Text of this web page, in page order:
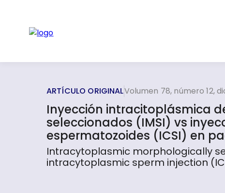
ARTÍCULO ORIGINALVolumen 78, número 12,
Inyección intracitoplásmica
seleccionados (IMSI) vs
espermatozoides (ICSI) en
Intracytoplasmic morphologically
intracytoplasmic sperm injection